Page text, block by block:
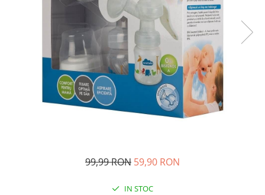
Ghiozdane si genti
Harti de perete si globuri
Librarie online
Manuale si auxiliare scolare
Jucarii, Copii & Bebe99,99 RON 59,90 RON
IN STOC